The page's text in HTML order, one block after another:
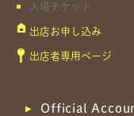
入場チケット
出店お申し込み
出店者専用ページ
Official